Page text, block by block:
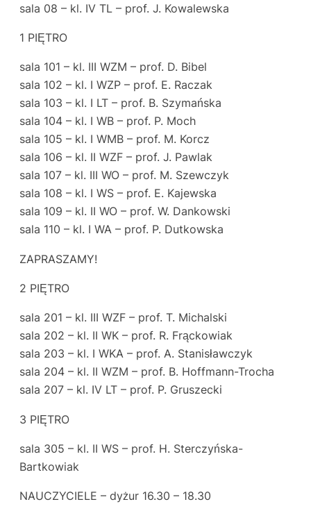
sala 08 – kl. IV TL – prof. J. Kowalewska
1 PIĘTRO
sala 101 – kl. III WZM – prof. D. Bibel
sala 102 – kl. I WZP – prof. E. Raczak
sala 103 – kl. I LT – prof. B. Szymańska
sala 104 – kl. I WB – prof. P. Moch
sala 105 – kl. I WMB – prof. M. Korcz
sala 106 – kl. II WZF – prof. J. Pawlak
sala 107 – kl. III WO – prof. M. Szewczyk
sala 108 – kl. I WS – prof. E. Kajewska
sala 109 – kl. II WO – prof. W. Dankowski
sala 110 – kl. I WA – prof. P. Dutkowska
ZAPRASZAMY!
2 PIĘTRO
sala 201 – kl. III WZF – prof. T. Michalski
sala 202 – kl. II WK – prof. R. Frąckowiak
sala 203 – kl. I WKA – prof. A. Stanisławczyk
sala 204 – kl. II WZM – prof. B. Hoffmann-Trocha
sala 207 – kl. IV LT – prof. P. Gruszecki
3 PIĘTRO
sala 305 – kl. II WS – prof. H. Sterczyńska-
Bartkowiak
NAUCZYCIELE – dyżur 16.30 – 18.30